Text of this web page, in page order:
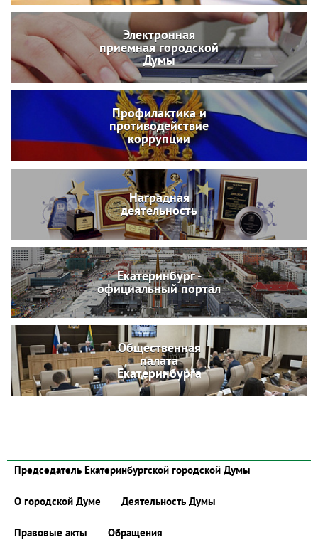
Электронная
приемная городской
Думы
Профилактика и
противодействие
коррупции
Наградная
деятельность
Екатеринбург -
официальный портал
Общественная
палата
Екатеринбурга
Председатель Екатеринбургской городской Думы
О городской Думе Деятельность Думы
Правовые акты Обращения